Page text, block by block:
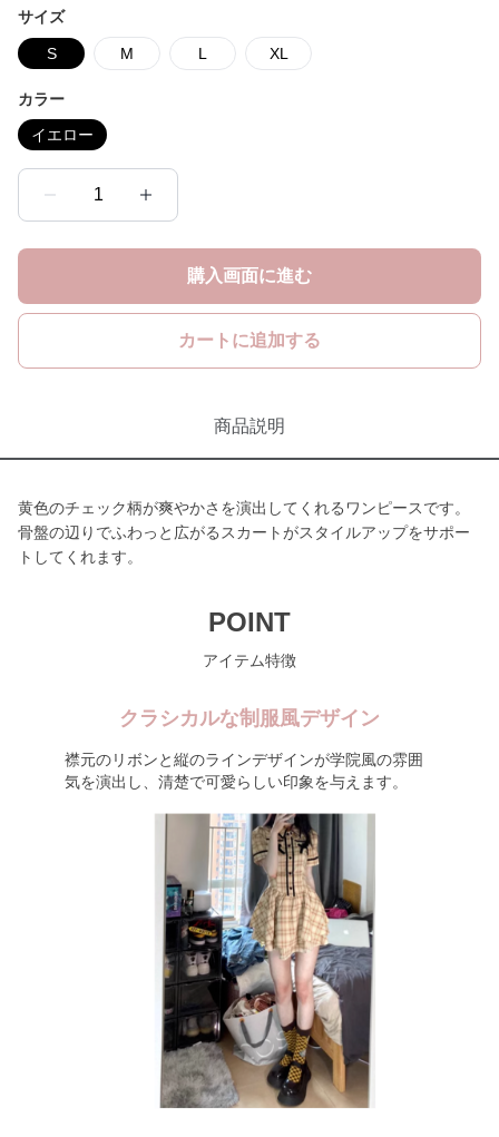
サイズ
S M L XL
カラー
イエロー
1
購入画面に進む
カートに追加する
商品説明
黄色のチェック柄が爽やかさを演出してくれるワンピースです。
骨盤の辺りでふわっと広がるスカートがスタイルアップをサポー
トしてくれます。
POINT
アイテム特徴
クラシカルな制服風デザイン
襟元のリボンと縦のラインデザインが学院風の雰囲
気を演出し、清楚で可愛らしい印象を与えます。